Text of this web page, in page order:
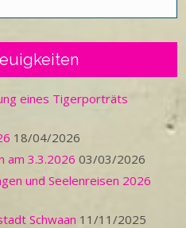
eines Tigerporträts
18/04/2026
am 3.3.2026 03/03/2026
und Seelenreisen 2026
Schwaan 11/11/2025